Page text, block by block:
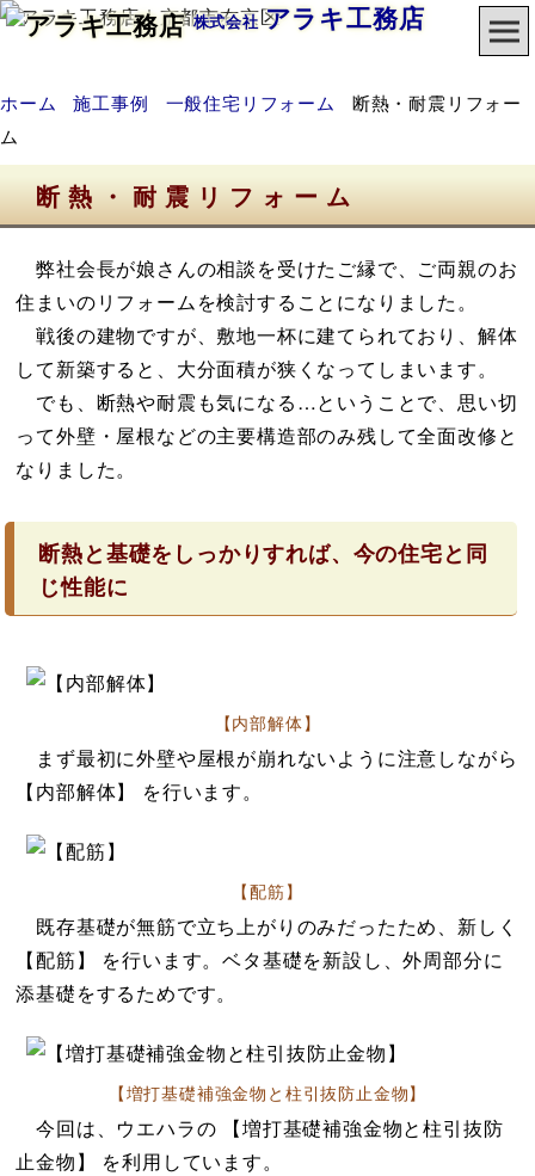
株式会社アラキ工務店
ホーム 施工事例 一般住宅リフォーム
断熱・耐震リフォー
ム
断熱・耐震リフォーム
弊社会長が娘さんの相談を受けたご縁で、ご両親のお
住まいのリフォームを検討することになりました。
戦後の建物ですが、敷地一杯に建てられており、解体
して新築すると、大分面積が狭くなってしまいます。
でも、断熱や耐震も気になる…ということで、思い切
って外壁・屋根などの主要構造部のみ残して全面改修と
なりました。
断熱と基礎をしっかりすれば、今の住宅と同
じ性能に
【内部解体】
まず最初に外壁や屋根が崩れないように注意しながら
【内部解体】 を行います。
【配筋】
既存基礎が無筋で立ち上がりのみだったため、新しく
【配筋】 を行います。ベタ基礎を新設し、外周部分に
添基礎をするためです。
【増打基礎補強金物と柱引抜防止金物】
今回は、ウエハラの 【増打基礎補強金物と柱引抜防
止金物】 を利用しています。